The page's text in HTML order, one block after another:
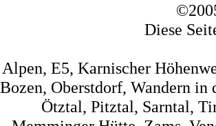
Diese
Alpen, E5, Karnischer
Bozen, Oberstdorf, Wandern
Ötztal, Pitztal, Sarntal,